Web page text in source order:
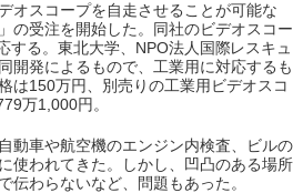
オスコープを自走させることが可能な
の受注を開始した。同社のビデオスコー
する。東北大学、NPO法人国際レスキュ
開発によるもので、工業用に対応するも
は150万円、別売りの工業用ビデオスコ
万1,000円。
動車や航空機のエンジン内検査、ビルの
使われてきた。しかし、凹凸のある場所
伝わらないなど、問題もあった。